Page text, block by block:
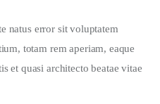
natus error sit voluptatem
totam rem aperiam, eaque
et quasi architecto beatae vitae